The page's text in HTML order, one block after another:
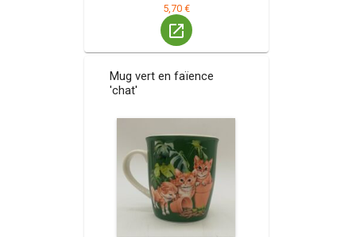
5,70 €
launch
Mug vert en faïence
'chat'